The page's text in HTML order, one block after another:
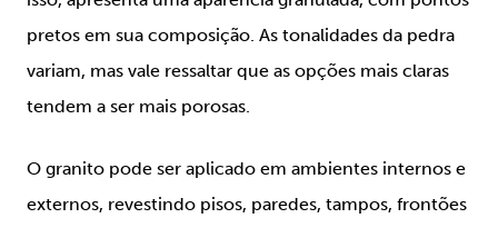
pretos em sua composição. As tonalidades da pedra
variam, mas vale ressaltar que as opções mais claras
tendem a ser mais porosas.
O granito pode ser aplicado em ambientes internos e
externos, revestindo pisos, paredes, tampos, frontões